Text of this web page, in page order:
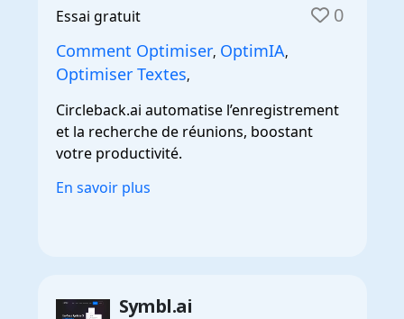
Essai gratuit 0
Comment Optimiser, OptimIA,
Optimiser Textes,
Circleback.ai automatise l’enregistrement
et la recherche de réunions, boostant
votre productivité.
En savoir plus
Symbl.ai